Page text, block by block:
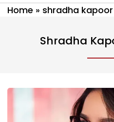
Home » shradha
Shradha